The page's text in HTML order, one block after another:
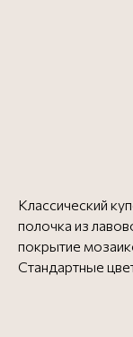
Классический
полочка из
покрытие
Стандартные